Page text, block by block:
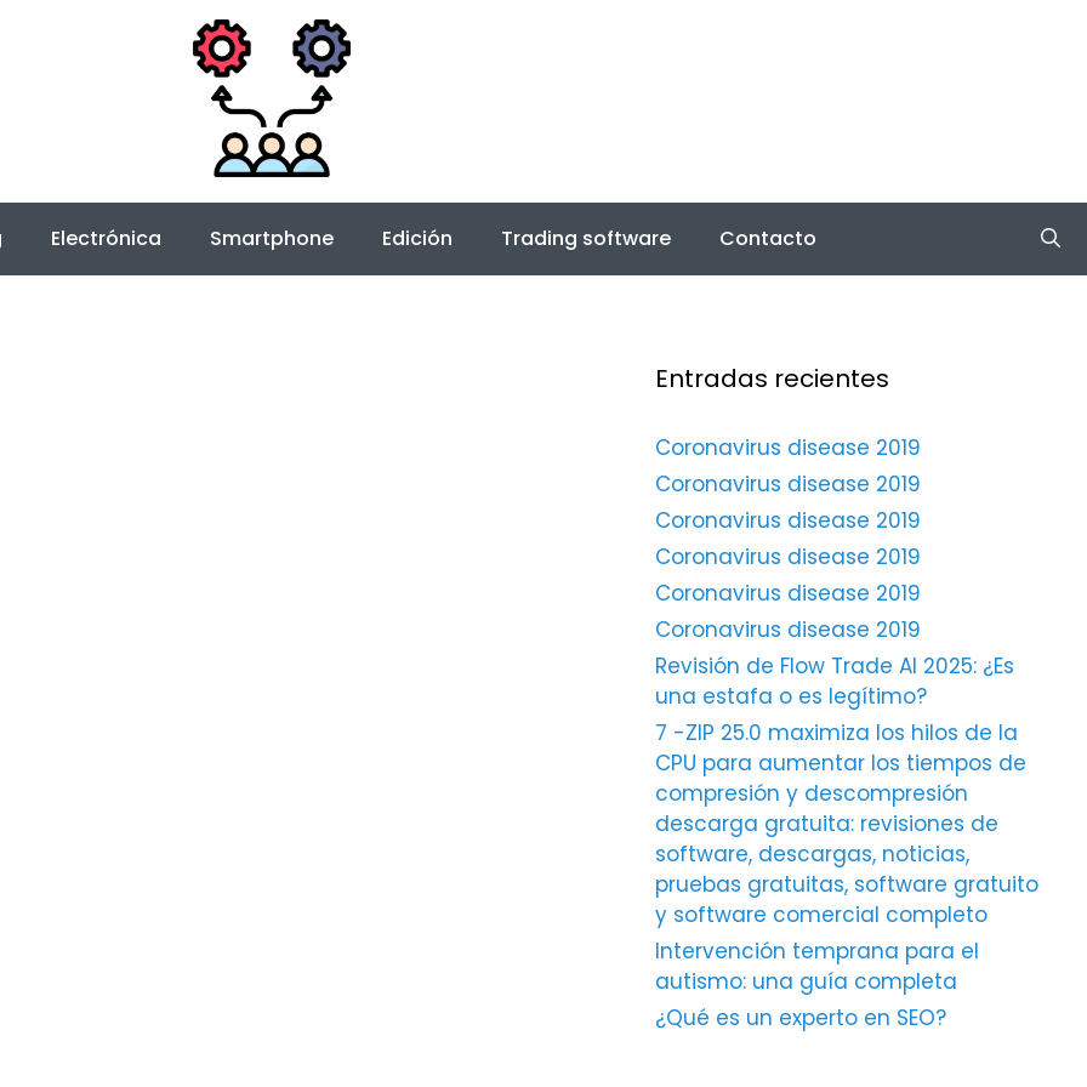
Electrónica Smartphone Edición Trading software Contacto
Entradas recientes
Coronavirus disease 2019
Coronavirus disease 2019
Coronavirus disease 2019
Coronavirus disease 2019
Coronavirus disease 2019
Coronavirus disease 2019
Revisión de Flow Trade AI 2025: ¿Es
una estafa o es legítimo?
7 -ZIP 25.0 maximiza los hilos de la
CPU para aumentar los tiempos de
compresión y descompresión
descarga gratuita: revisiones de
software, descargas, noticias,
pruebas gratuitas, software gratuito
y software comercial completo
Intervención temprana para el
autismo: una guía completa
¿Qué es un experto en SEO?